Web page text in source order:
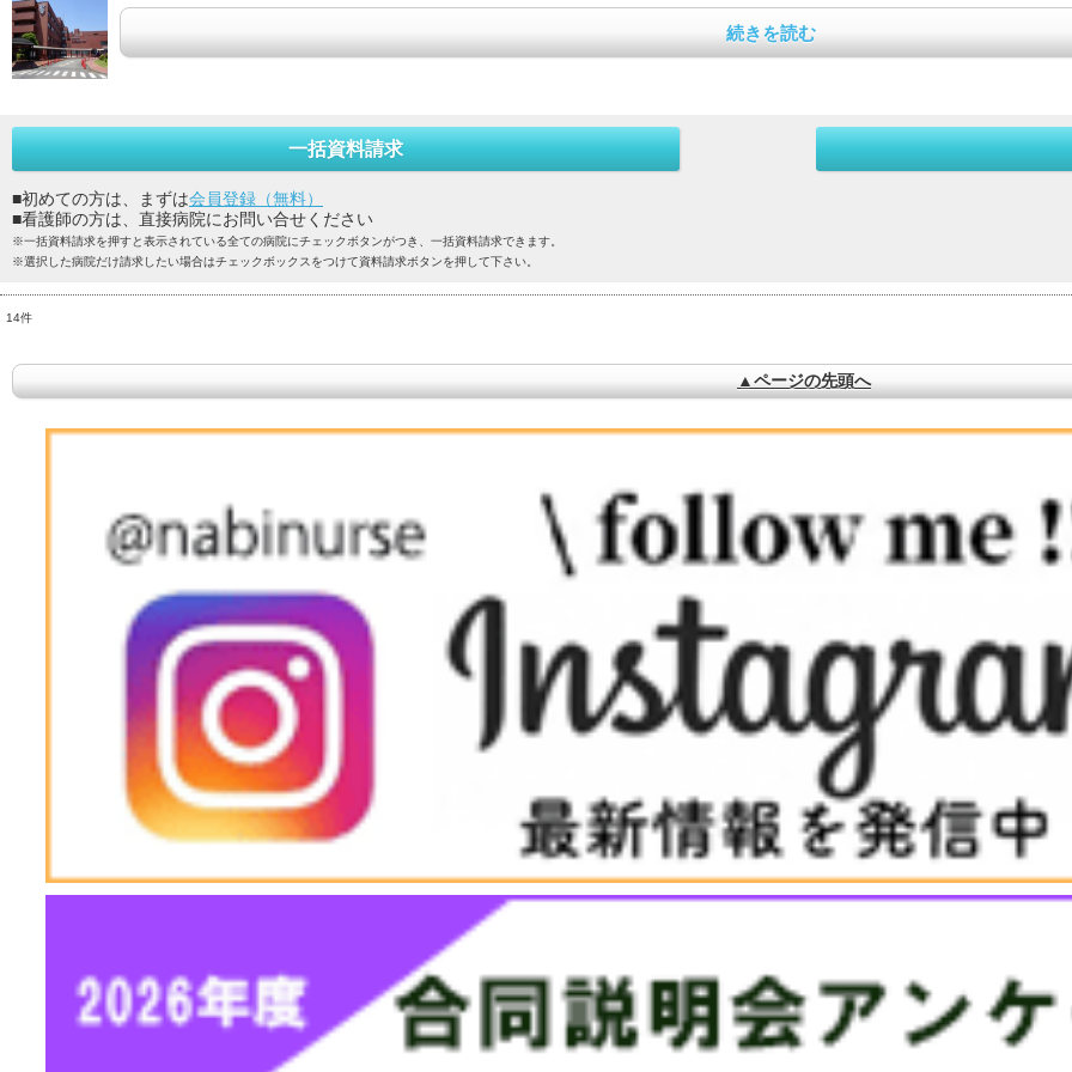
続きを読む
一括資料請求
■初めての方は、まずは会員登録（無料）
■看護師の方は、直接病院にお問い合せください
※一括資料請求を押すと表示されている全ての病院にチェックボタンがつき、一括資料請求できます。
※選択した病院だけ請求したい場合はチェックボックスをつけて資料請求ボタンを押して下さい。
14件
▲ページの先頭へ